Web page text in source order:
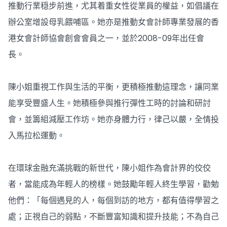
推動行業穏步前進，尤其着重女性從業員的權益，如倡議在
辦公室增設母乳餵哺區。她亦是推動女會計師專業發展的香
港女會計師協會創會會員之一，並於2008-09年出任會
長。
陳小姐重視工作與生活的平衡，更積極推動這理念，讓同業
能享受豐盛人生。她積極參與推行彈性工時的討論和研討
會，並籌組減壓工作坊。她亦身體力行，律己以嚴，全情投
入馬拉松運動。
在環球金融充滿挑戰的新世代，陳小姐作為會計界的佼佼
者，當能成為年輕人的榜樣。她鼓勵年輕人終生學習，勸勉
他們：「每個遇見的人，每個到訪的地方，都有值得學習之
處；正視自己的弱點，不斷豐富知識和提升技能；不為自己